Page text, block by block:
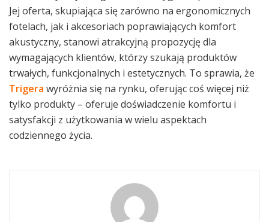
Jej oferta, skupiająca się zarówno na ergonomicznych
fotelach, jak i akcesoriach poprawiających komfort
akustyczny, stanowi atrakcyjną propozycję dla
wymagających klientów, którzy szukają produktów
trwałych, funkcjonalnych i estetycznych. To sprawia, że
Trigera wyróżnia się na rynku, oferując coś więcej niż
tylko produkty – oferuje doświadczenie komfortu i
satysfakcji z użytkowania w wielu aspektach
codziennego życia.